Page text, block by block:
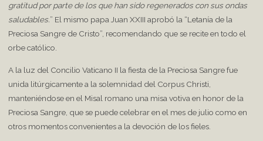
gratitud por parte de los que han sido regenerados con sus ondas
saludables.” El mismo papa Juan XXIII aprobó la “Letanía de la
Preciosa Sangre de Cristo”, recomendando que se recite en todo el
orbe católico.
A la luz del Concilio Vaticano II la fiesta de la Preciosa Sangre fue
unida litúrgicamente a la solemnidad del Corpus Christi,
manteniéndose en el Misal romano una misa votiva en honor de la
Preciosa Sangre, que se puede celebrar en el mes de julio como en
otros momentos convenientes a la devoción de los fieles.